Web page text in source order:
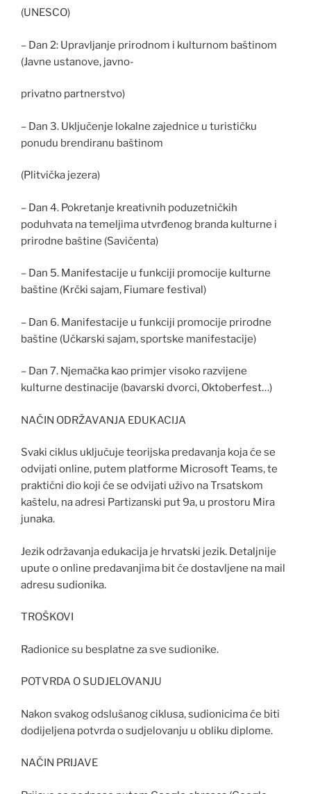
(UNESCO)
– Dan 2: Upravljanje prirodnom i kulturnom baštinom
(Javne ustanove, javno-
privatno partnerstvo)
– Dan 3. Uključenje lokalne zajednice u turističku
ponudu brendiranu baštinom
(Plitvička jezera)
– Dan 4. Pokretanje kreativnih poduzetničkih
poduhvata na temeljima utvrđenog branda kulturne i
prirodne baštine (Savičenta)
– Dan 5. Manifestacije u funkciji promocije kulturne
baštine (Krčki sajam, Fiumare festival)
– Dan 6. Manifestacije u funkciji promocije prirodne
baštine (Učkarski sajam, sportske manifestacije)
– Dan 7. Njemačka kao primjer visoko razvijene
kulturne destinacije (bavarski dvorci, Oktoberfest…)
NAČIN ODRŽAVANJA EDUKACIJA
Svaki ciklus uključuje teorijska predavanja koja će se
odvijati online, putem platforme Microsoft Teams, te
praktični dio koji će se odvijati uživo na Trsatskom
kaštelu, na adresi Partizanski put 9a, u prostoru Mira
junaka.
Jezik održavanja edukacija je hrvatski jezik. Detaljnije
upute o online predavanjima bit će dostavljene na mail
adresu sudionika.
TROŠKOVI
Radionice su besplatne za sve sudionike.
POTVRDA O SUDJELOVANJU
Nakon svakog odslušanog ciklusa, sudionicima će biti
dodijeljena potvrda o sudjelovanju u obliku diplome.
NAČIN PRIJAVE